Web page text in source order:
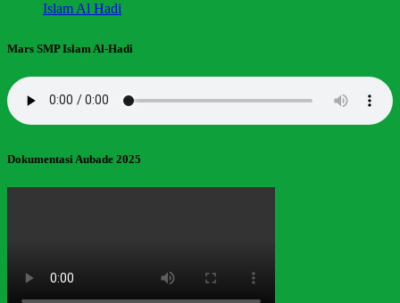
Islam Al Hadi
Mars SMP Islam Al-Hadi
Dokumentasi Aubade 2025